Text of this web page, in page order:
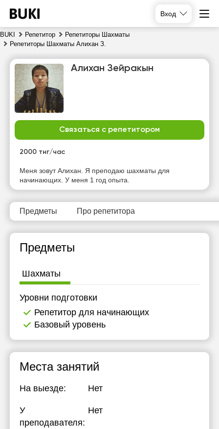
Вход
BUKI Репетитор
Репетиторы Шахматы
Репетиторы Шахматы Алихан З.
Алихан Зейракын
Связаться с репетитором
2000 тнг/час
Меня зовут Алихан. Я преподаю шахматы для
начинающих. У меня 1 год опыта.
Предметы Про репетитора
Предметы
Шахматы
Уровни подготовки
Репетитор для начинающих
Базовый уровень
Места занятий
На выезде: Нет
У
преподавателя:
Нет
вс
пн
Нет
свободных
Нет
свободных
Нет
свободных